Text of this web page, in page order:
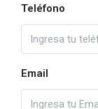
Teléfono
Email